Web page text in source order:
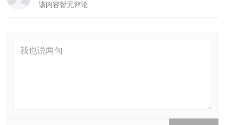
该内容暂无评论